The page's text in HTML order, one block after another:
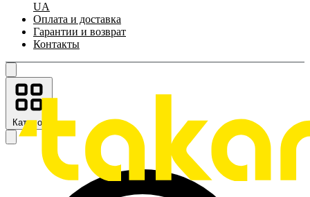
UA
Оплата и доставка
Гарантии и возврат
Контакты
Каталог